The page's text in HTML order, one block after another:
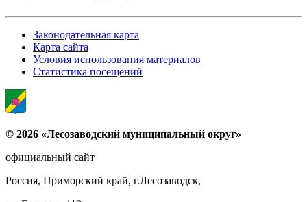
Законодательная карта
Карта сайта
Условия использования материалов
Статистика посещений
© 2026 «Лесозаводский муниципальный округ»
официальный сайт
Россия, Приморский край, г.Лесозаводск,